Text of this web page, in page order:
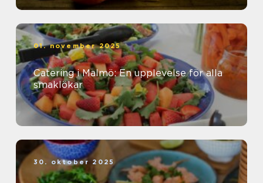
01. november 2025
Catering i Malmö: En upplevelse för alla
smaklökar
30. oktober 2025